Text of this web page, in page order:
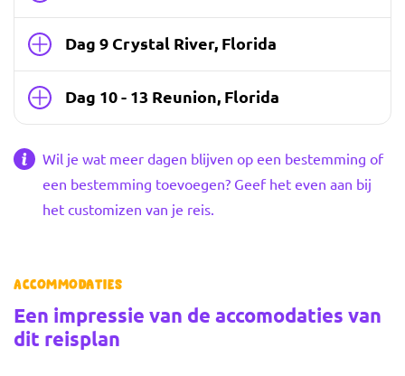
Dag 9 Crystal River, Florida
Dag 10 - 13 Reunion, Florida
Wil je wat meer dagen blijven op een bestemming of
een bestemming toevoegen? Geef het even aan bij
het customizen van je reis.
Accommodaties
Een impressie van de accomodaties van
dit reisplan
Vorige fotoVolgende foto